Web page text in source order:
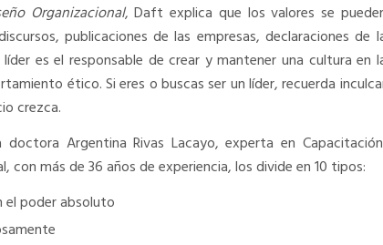
Organizacional, Daft explica que los valores se
publicaciones de las empresas, declaraciones de
es el responsable de crear y mantener una cultura en
ético. Si eres o buscas ser un líder, recuerda
crezca.
Argentina Rivas Lacayo, experta en
con más de 36 años de experiencia, los divide en 10 tipos:
el poder absoluto